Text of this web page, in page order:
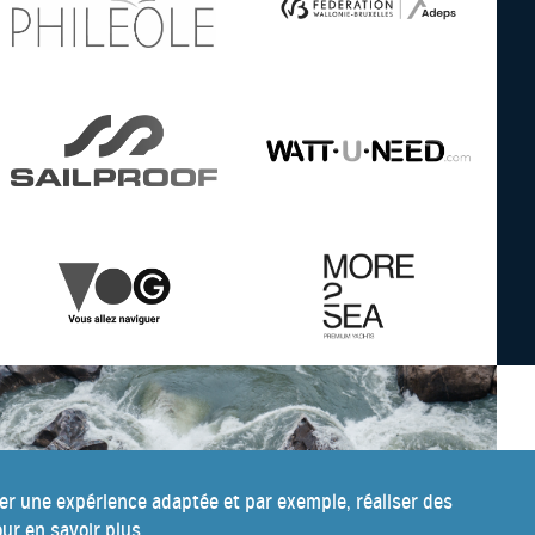
une expérience adaptée et par exemple, réaliser des